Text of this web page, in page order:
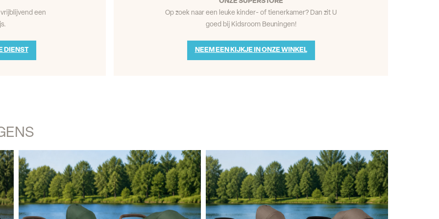
een
DIENST
Op zoek naar een leuke kinder- of tienerkamer? Dan zit U
goed bij Kidsroom Beuningen!
NEEM EEN KIJKJE IN ONZE WINKEL